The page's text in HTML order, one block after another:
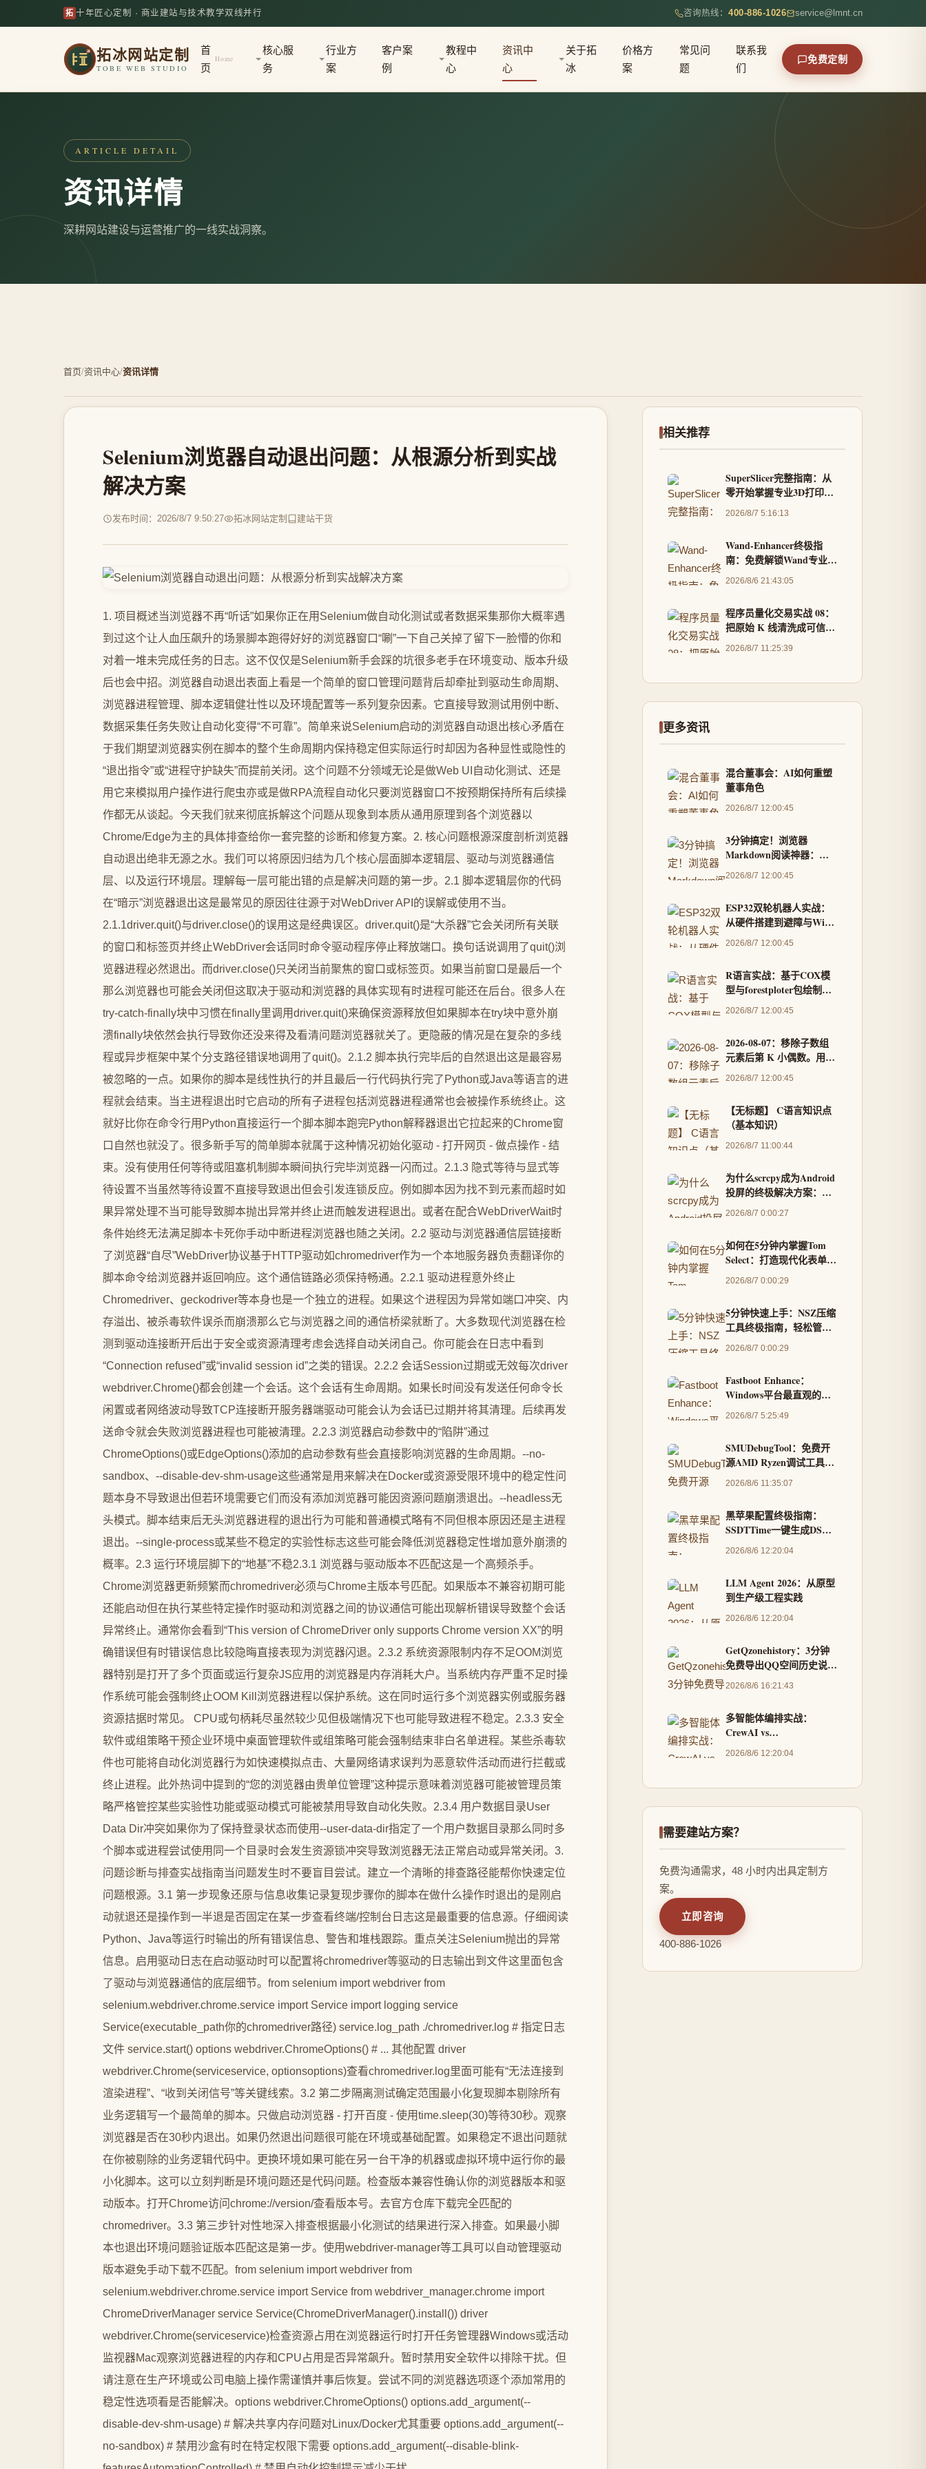
拓 十年匠心定制 · 商业建站与技术教学双线并行 咨询热线： 400-886-1026 service@lmnt.cn
拓冰网站定制
TOBE WEB STUDIO
首
页
Home
核心服
务
行业方
案
客户案
例
教程中
心
资讯中
心
关于拓
冰
价格方
案
常见问
题
联系我
们
免费定制
ARTICLE DETAIL
资讯详情
深耕网站建设与运营推广的一线实战洞察。
首页/资讯中心/资讯详情
Selenium浏览器自动退出问题：从根源分析到实战
解决方案
发布时间：2026/8/7 9:50:27 拓冰网站定制 建站干货
1. 项目概述当浏览器不再“听话”如果你正在用Selenium做自动化测试或者数据采集那你大概率遇
到过这个让人血压飙升的场景脚本跑得好好的浏览器窗口“唰”一下自己关掉了留下一脸懵的你和
对着一堆未完成任务的日志。这不仅仅是Selenium新手会踩的坑很多老手在环境变动、版本升级
后也会中招。浏览器自动退出表面上看是一个简单的窗口管理问题背后却牵扯到驱动生命周期、
浏览器进程管理、脚本逻辑健壮性以及环境配置等一系列复杂因素。它直接导致测试用例中断、
数据采集任务失败让自动化变得“不可靠”。简单来说Selenium启动的浏览器自动退出核心矛盾在
于我们期望浏览器实例在脚本的整个生命周期内保持稳定但实际运行时却因为各种显性或隐性的
“退出指令”或“进程守护缺失”而提前关闭。这个问题不分领域无论是做Web UI自动化测试、还是
用它来模拟用户操作进行爬虫亦或是做RPA流程自动化只要浏览器窗口不按预期保持所有后续操
作都无从谈起。今天我们就来彻底拆解这个问题从现象到本质从通用原理到各个浏览器以
Chrome/Edge为主的具体排查给你一套完整的诊断和修复方案。2. 核心问题根源深度剖析浏览器
自动退出绝非无源之水。我们可以将原因归结为几个核心层面脚本逻辑层、驱动与浏览器通信
层、以及运行环境层。理解每一层可能出错的点是解决问题的第一步。2.1 脚本逻辑层你的代码
在“暗示”浏览器退出这是最常见的原因往往源于对WebDriver API的误解或使用不当。
2.1.1driver.quit()与driver.close()的误用这是经典误区。driver.quit()是“大杀器”它会关闭所有关联
的窗口和标签页并终止WebDriver会话同时命令驱动程序停止释放端口。换句话说调用了quit()浏
览器进程必然退出。而driver.close()只关闭当前聚焦的窗口或标签页。如果当前窗口是最后一个
那么浏览器也可能会关闭但这取决于驱动和浏览器的具体实现有时进程可能还在后台。很多人在
try-catch-finally块中习惯在finally里调用driver.quit()来确保资源释放但如果脚本在try块中意外崩
溃finally块依然会执行导致你还没来得及看清问题浏览器就关了。更隐蔽的情况是在复杂的多线
程或异步框架中某个分支路径错误地调用了quit()。2.1.2 脚本执行完毕后的自然退出这是最容易
被忽略的一点。如果你的脚本是线性执行的并且最后一行代码执行完了Python或Java等语言的进
程就会结束。当主进程退出时它启动的所有子进程包括浏览器进程通常也会被操作系统终止。这
就好比你在命令行用Python直接运行一个脚本脚本跑完Python解释器退出它拉起来的Chrome窗
口自然也就没了。很多新手写的简单脚本就属于这种情况初始化驱动 - 打开网页 - 做点操作 - 结
束。没有使用任何等待或阻塞机制脚本瞬间执行完毕浏览器一闪而过。2.1.3 隐式等待与显式等
待设置不当虽然等待设置不直接导致退出但会引发连锁反应。例如脚本因为找不到元素而超时如
果异常处理不当可能导致脚本抛出异常并终止进而触发进程退出。或者在配合WebDriverWait时
条件始终无法满足脚本卡死你手动中断进程浏览器也随之关闭。2.2 驱动与浏览器通信层链接断
了浏览器“自尽”WebDriver协议基于HTTP驱动如chromedriver作为一个本地服务器负责翻译你的
脚本命令给浏览器并返回响应。这个通信链路必须保持畅通。2.2.1 驱动进程意外终止
Chromedriver、geckodriver等本身也是一个独立的进程。如果这个进程因为异常如端口冲突、内
存溢出、被杀毒软件误杀而崩溃那么它与浏览器之间的通信桥梁就断了。大多数现代浏览器在检
测到驱动连接断开后出于安全或资源清理考虑会选择自动关闭自己。你可能会在日志中看到
“Connection refused”或“invalid session id”之类的错误。2.2.2 会话Session过期或无效每次driver
webdriver.Chrome()都会创建一个会话。这个会话有生命周期。如果长时间没有发送任何命令长
闲置或者网络波动导致TCP连接断开服务器端驱动可能会认为会话已过期并将其清理。后续再发
送命令就会失败浏览器进程也可能被清理。2.2.3 浏览器启动参数中的“陷阱”通过
ChromeOptions()或EdgeOptions()添加的启动参数有些会直接影响浏览器的生命周期。--no-
sandbox、--disable-dev-shm-usage这些通常是用来解决在Docker或资源受限环境中的稳定性问
题本身不导致退出但若环境需要它们而没有添加浏览器可能因资源问题崩溃退出。--headless无
头模式。脚本结束后无头浏览器进程的退出行为可能和普通模式略有不同但根本原因还是主进程
退出。--single-process或某些不稳定的实验性标志这些可能会降低浏览器稳定性增加意外崩溃的
概率。2.3 运行环境层脚下的“地基”不稳2.3.1 浏览器与驱动版本不匹配这是一个高频杀手。
Chrome浏览器更新频繁而chromedriver必须与Chrome主版本号匹配。如果版本不兼容初期可能
还能启动但在执行某些特定操作时驱动和浏览器之间的协议通信可能出现解析错误导致整个会话
异常终止。通常你会看到“This version of ChromeDriver only supports Chrome version XX”的明
确错误但有时错误信息比较隐晦直接表现为浏览器闪退。2.3.2 系统资源限制内存不足OOM浏览
器特别是打开了多个页面或运行复杂JS应用的浏览器是内存消耗大户。当系统内存严重不足时操
作系统可能会强制终止OOM Kill浏览器进程以保护系统。这在同时运行多个浏览器实例或服务器
资源拮据时常见。 CPU或句柄耗尽虽然较少见但极端情况下也可能导致进程不稳定。2.3.3 安全
软件或组策略干预企业环境中桌面管理软件或组策略可能会强制结束非白名单进程。某些杀毒软
件也可能将自动化浏览器行为如快速模拟点击、大量网络请求误判为恶意软件活动而进行拦截或
终止进程。此外热词中提到的“您的浏览器由贵单位管理”这种提示意味着浏览器可能被管理员策
略严格管控某些实验性功能或驱动模式可能被禁用导致自动化失败。2.3.4 用户数据目录User
Data Dir冲突如果你为了保持登录状态而使用--user-data-dir指定了一个用户数据目录那么同时多
个脚本或进程尝试使用同一个目录时会发生资源锁冲突导致浏览器无法正常启动或异常关闭。3.
问题诊断与排查实战指南当问题发生时不要盲目尝试。建立一个清晰的排查路径能帮你快速定位
问题根源。3.1 第一步现象还原与信息收集记录复现步骤你的脚本在做什么操作时退出的是刚启
动就退还是操作到一半退是否固定在某一步查看终端/控制台日志这是最重要的信息源。仔细阅读
Python、Java等运行时输出的所有错误信息、警告和堆栈跟踪。重点关注Selenium抛出的异常
信息。启用驱动日志在启动驱动时可以配置将chromedriver等驱动的日志输出到文件这里面包含
了驱动与浏览器通信的底层细节。from selenium import webdriver from
selenium.webdriver.chrome.service import Service import logging service
Service(executable_path你的chromedriver路径) service.log_path ./chromedriver.log # 指定日志
文件 service.start() options webdriver.ChromeOptions() # ... 其他配置 driver
webdriver.Chrome(serviceservice, optionsoptions)查看chromedriver.log里面可能有“无法连接到
渲染进程”、“收到关闭信号”等关键线索。3.2 第二步隔离测试确定范围最小化复现脚本剔除所有
业务逻辑写一个最简单的脚本。只做启动浏览器 - 打开百度 - 使用time.sleep(30)等待30秒。观察
浏览器是否在30秒内退出。如果仍然退出问题很可能在环境或基础配置。如果稳定不退出问题就
在你被剔除的业务逻辑代码中。更换环境如果可能在另一台干净的机器或虚拟环境中运行你的最
小化脚本。这可以立刻判断是环境问题还是代码问题。检查版本兼容性确认你的浏览器版本和驱
动版本。打开Chrome访问chrome://version/查看版本号。去官方仓库下载完全匹配的
chromedriver。3.3 第三步针对性地深入排查根据最小化测试的结果进行深入排查。如果最小脚
本也退出环境问题验证版本匹配这是第一步。使用webdriver-manager等工具可以自动管理驱动
版本避免手动下载不匹配。from selenium import webdriver from
selenium.webdriver.chrome.service import Service from webdriver_manager.chrome import
ChromeDriverManager service Service(ChromeDriverManager().install()) driver
webdriver.Chrome(serviceservice)检查资源占用在浏览器运行时打开任务管理器Windows或活动
监视器Mac观察浏览器进程的内存和CPU占用是否异常飙升。暂时禁用安全软件以排除干扰。但
请注意在生产环境或公司电脑上操作需谨慎并事后恢复。尝试不同的浏览器选项逐个添加常用的
稳定性选项看是否能解决。options webdriver.ChromeOptions() options.add_argument(--
disable-dev-shm-usage) # 解决共享内存问题对Linux/Docker尤其重要 options.add_argument(--
no-sandbox) # 禁用沙盒有时在特定权限下需要 options.add_argument(--disable-blink-
相关推荐
SuperSlicer完整指南：从
零开始掌握专业3D打印切
片技术
2026/8/7 5:16:13
Wand-Enhancer终极指
南：免费解锁Wand专业版
功能与远程控制体验
2026/8/6 21:43:05
程序员量化交易实战 08：
把原始 K 线清洗成可信行
情
2026/8/7 11:25:39
更多资讯
混合董事会：AI如何重塑
董事角色
2026/8/7 12:00:45
3分钟搞定！浏览器
Markdown阅读神器：告
别纯文本，拥抱专业排版
2026/8/7 12:00:45
ESP32双轮机器人实战：
从硬件搭建到避障与WiFi
遥控全解析
2026/8/7 12:00:45
R语言实战：基于COX模
型与forestploter包绘制专
业亚组分析森林图
2026/8/7 12:00:45
2026-08-07：移除子数组
元素后第 K 小偶数。用go
语言，给定一个严格递增
三个整数 l、r 和 k。 对于
每个查询，我们只看
nums 中下标从
2026/8/7 12:00:45
【无标题】 C语言知识点
（基本知识）
2026/8/7 11:00:44
为什么scrcpy成为Android
投屏的终极解决方案：完
整实战指南
2026/8/7 0:00:27
如何在5分钟内掌握Tom
Select：打造现代化表单选
择器的终极指南
2026/8/7 0:00:29
5分钟快速上手：NSZ压缩
工具终极指南，轻松管理
Switch游戏文件
2026/8/7 0:00:29
Fastboot Enhance：
Windows平台最直观的
Android刷机工具箱，告
2026/8/7 5:25:49
SMUDebugTool：免费开
源AMD Ryzen调试工具，
让你成为硬件掌控专家
2026/8/6 11:35:07
黑苹果配置终极指南：
SSDTTime一键生成DSDT
补丁的完整教程
2026/8/6 12:20:04
LLM Agent 2026：从原型
到生产级工程实践
2026/8/6 12:20:04
GetQzonehistory：3分钟
免费导出QQ空间历史说说
的完整解决方案
2026/8/6 16:21:43
多智能体编排实战：
CrewAI vs
AutoGen（2026版）
2026/8/6 12:20:04
需要建站方案？
免费沟通需求，48 小时内出具定制方
案。
立即咨询
400-886-1026